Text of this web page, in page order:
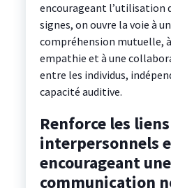
encourageant l’utilisation
signes, on ouvre la voie à
compréhension mutuelle,
empathie et à une
entre les individus,
capacité auditive.
Renforce les liens
interpersonnels
encourageant une
communication